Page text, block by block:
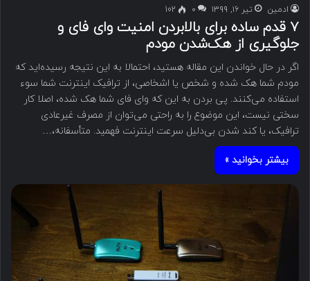
ادمین تیر ۱۶, ۱۳۹۹ ۰ 102
۷ قدم ساده برای بالابردن امنیت وای فای و
جلوگیری از هک‌شدن مودم
اگر در حال خواندن این مقاله هستید، احتمالا به این نتیجه رسیده‌اید که
مودم شما هک شده و شخص یا اشخاصی، از ترافیک اینترنت شما سوء
استفاده می‌کنند. پی بردن به این که وای فای شما هک شده، اصلا کار
سختی نیست، این موضوع را به راحتی می‌توان از مصرف غیرعادی
ترافیک، یا کند شدن بی‌دلیل سرعت اینترنت فهمید. متأسفانه،…
بیشتر بخوانید »